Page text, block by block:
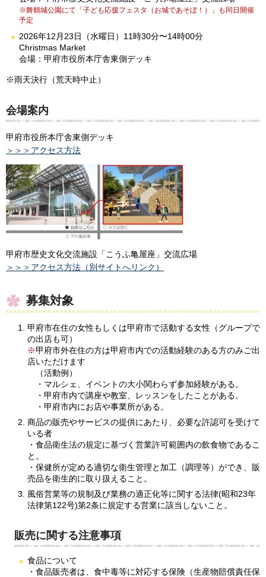
※舞鶴城公園にて「子ども応援フェスタ（お城であそぼ！）」も同日開催
予定
2026年12月23日（水曜日）11時30分〜14時00分
Christmas Market
会場：甲府市役所本庁舎東側デッキ
※雨天決行（荒天時中止）
会場案内
甲府市役所本庁舎東側デッキ
＞＞＞アクセス方法
甲府市歴史文化交流施設「こうふ亀屋座」交流広場
＞＞＞アクセス方法（別サイトへリンク）
募集対象
甲府市在住の女性もしくは甲府市で活動する女性（グループで
の出店も可）
※甲府市外在住の方は甲府市内での活動経験のある方のみご出
店いただけます
（活動例）
・マルシェ、イベントの大小関わらず参加経験がある。
・甲府市内で講座や教室、レッスンをしたことがある。
・甲府市内にお店や事業所がある。
商品の販売やサービスの提供にあたり、必要な許認可を受けて
いる者
・食品衛生法の規定に基づく営業許可範囲内の飲食物であるこ
と。
・保健所が定める適切な衛生管理と加工（調理等）ができ、販
売品を衛生的に取り扱えること。
風俗営業等の規制及び業務の適正化等に関する法律(昭和23年
法律第122号)第2条に規定する営業に該当しないこと。
販売に関する注意事項
食品について
・食品販売者は、食中毒等に対応する保険（生産物賠償責任保